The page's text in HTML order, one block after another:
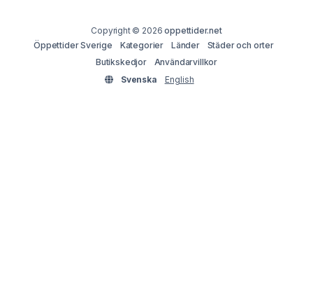
Copyright © 2026oppettider.net
Öppettider Sverige
Kategorier Länder
Städer och orter
Butikskedjor
Användarvillkor
Svenska
English